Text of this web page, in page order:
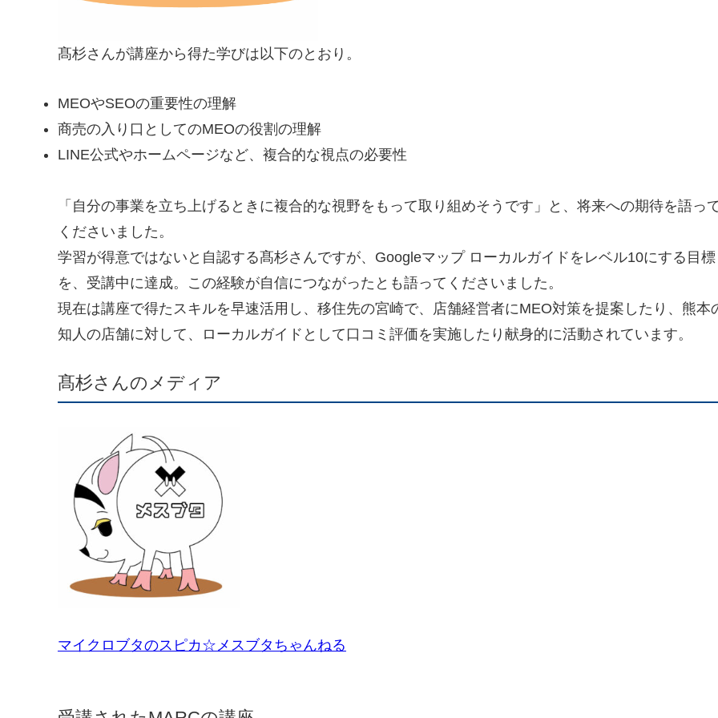
髙杉さんが講座から得た学びは以下のとおり。
MEOやSEOの重要性の理解
商売の入り口としてのMEOの役割の理解
LINE公式やホームページなど、複合的な視点の必要性
「自分の事業を立ち上げるときに複合的な視野をもって取り組めそうです」と、将来への期待を語っ
くださいました。
学習が得意ではないと自認する髙杉さんですが、Googleマップ ローカルガイドをレベル10にする目標
を、受講中に達成。この経験が自信につながったとも語ってくださいました。
現在は講座で得たスキルを早速活用し、 移住先の宮崎で、店舗経営者にMEO対策を提案したり、熊本
知人の店舗に対して、ローカルガイドとして口コミ評価を実施したり献身的に活動されています。
髙杉さんのメディア
マイクロブタのスピカ☆メスブタちゃんねる